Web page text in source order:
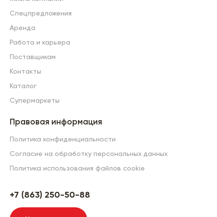
Спецпредложения
Аренда
Работа и карьера
Поставщикам
Контакты
Каталог
Супермаркеты
Правовая информация
Политика конфиденциальности
Согласие на обработку персональных данных
Политика использования файлов cookie
+7 (863) 250-50-88